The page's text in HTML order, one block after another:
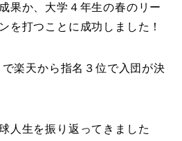
果か、大学４年生の春のリー
を打つことに成功しました！
楽天から指名３位で入団が決
人生を振り返ってきました